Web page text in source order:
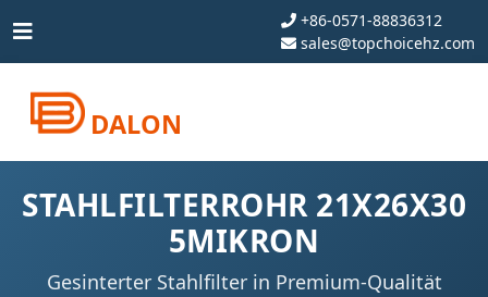
+86-0571-88836312
sales@topchoicehz.com
DALON
STAHLFILTERROHR 21X26X30
5MIKRON
Gesinterter Stahlfilter in Premium-Qualität